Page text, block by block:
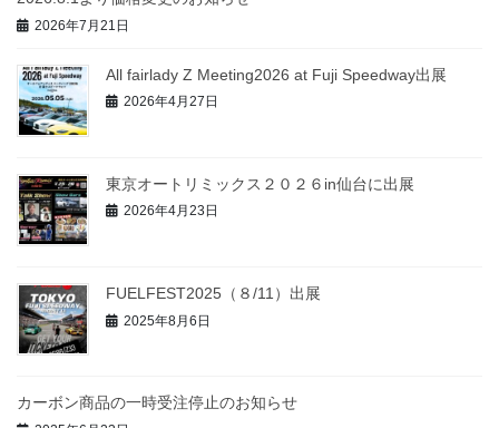
2026年7月21日
All fairlady Z Meeting2026 at Fuji Speedway出展
2026年4月27日
東京オートリミックス２０２６in仙台に出展
2026年4月23日
FUELFEST2025（８/11）出展
2025年8月6日
カーボン商品の一時受注停止のお知らせ